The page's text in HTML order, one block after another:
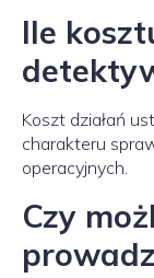
Ile
Koszt działań
charakteru
operacyjnych.
Czy